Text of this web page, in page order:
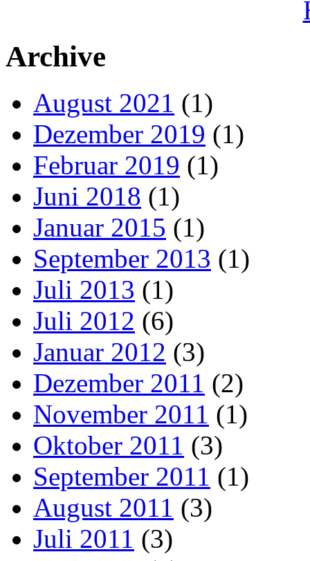
Archive
August 2021 (1)
Dezember 2019 (1)
Februar 2019 (1)
Juni 2018 (1)
Januar 2015 (1)
September 2013 (1)
Juli 2013 (1)
Juli 2012 (6)
Januar 2012 (3)
Dezember 2011 (2)
November 2011 (1)
Oktober 2011 (3)
September 2011 (1)
August 2011 (3)
Juli 2011 (3)